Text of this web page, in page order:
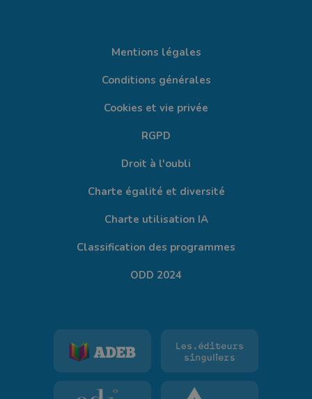
Mentions légales
Conditions générales
Cookies et vie privée
RGPD
Droit à l'oubli
Charte égalité et diversité
Charte utilisation IA
Classification des programmes
ODD 2024